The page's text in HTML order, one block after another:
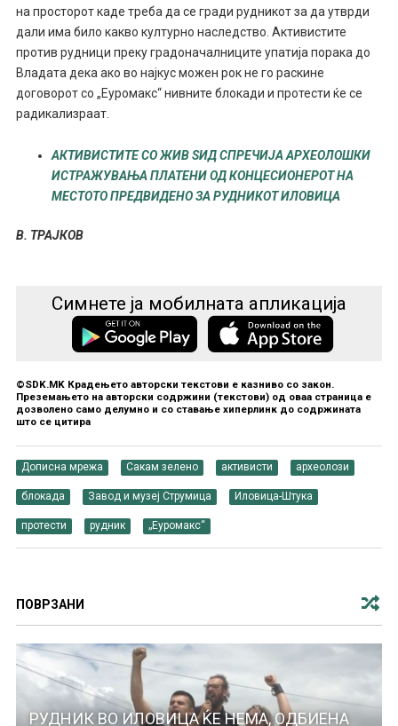
на просторот каде треба да се гради рудникот за да утврди
дали има било какво културно наследство. Активистите
против рудници преку градоначалниците упатија порака до
Владата дека ако во најкус можен рок не го раскине
договорот со „Еуромакс“ нивните блокади и протести ќе се
радикализраат.
АКТИВИСТИТЕ СО ЖИВ ЅИД СПРЕЧИЈА АРХЕОЛОШКИ
ИСТРАЖУВАЊА ПЛАТЕНИ ОД КОНЦЕСИОНЕРОТ НА
МЕСТОТО ПРЕДВИДЕНО ЗА РУДНИКОТ ИЛОВИЦА
В. ТРАЈКОВ
Симнете ја мобилната апликација
©SDK.MK Крадењето авторски текстови е казниво со закон.
Преземањето на авторски содржини (текстови) од оваа страница е
дозволено само делумно и со ставање хиперлинк до содржината
што се цитира
Дописна мрежа Сакам зелено активисти археолози
блокада Завод и музеј Струмица Иловица-Штука
протести рудник „Еуромакс“
ПОВРЗАНИ
РУДНИК ВО ИЛОВИЦА ЌЕ НЕМА, ОДБИЕНА